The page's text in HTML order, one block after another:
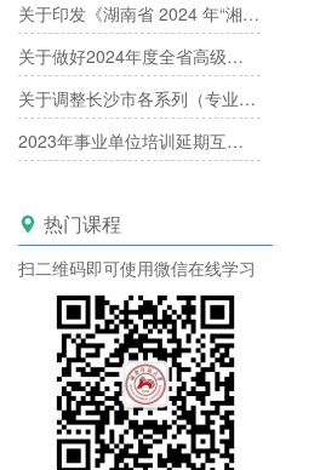
关于印发《湖南省 2024 年“湘产专场”产业人才职称评审工作方案》的通知
关于做好2024年度全省高级职称评审工作的通知
关于调整长沙市各系列（专业）中高级专业技术职称评委库的通知
2023年事业单位培训延期互认已经开启！
 热门课程
扫二维码即可使用微信在线学习